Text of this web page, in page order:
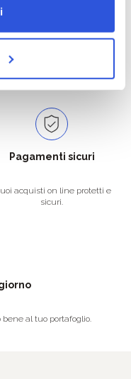
Spedizione gratuita
la regaliamo noi.
Pagamenti sicuri
acquisti on line protetti e
sicuri.
al tuo portafoglio.